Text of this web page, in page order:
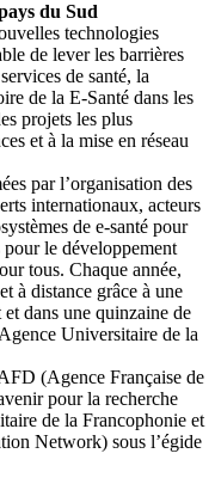
du Sud
technologies
de lever les barrières
de santé, la
de la E-Santé dans les
projets les plus
et à la mise en réseau
par l’organisation des
internationaux, acteurs
de e-santé pour
le développement
tous. Chaque année,
à distance grâce à une
dans une quinzaine de
Universitaire de la
(Agence Française de
pour la recherche
de la Francophonie et
Network) sous l’égide